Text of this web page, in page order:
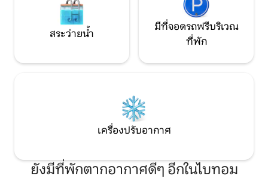
สระว่ายน้ำ
มีที่จอดรถฟรีบริเวณ
ที่พัก
เครื่องปรับอากาศ
ยังมีที่พักตากอากาศดีๆ อีกในไบทอม